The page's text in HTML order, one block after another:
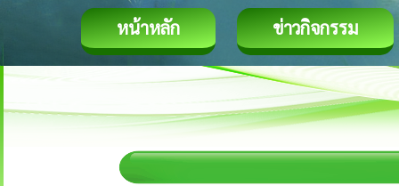
หน้าหลัก ข่าวกิจกรรม